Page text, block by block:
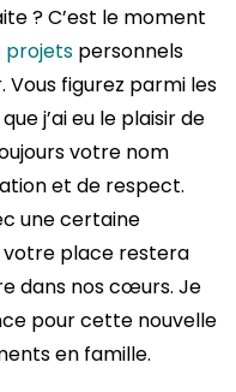
? C’est le moment
projets personnels
Vous figurez parmi les
j’ai eu le plaisir de
votre nom
et de respect.
une certaine
votre place restera
dans nos cœurs. Je
pour cette nouvelle
en famille.